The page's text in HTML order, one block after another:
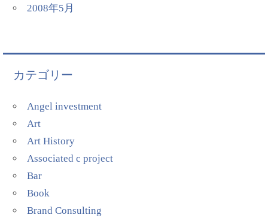
2008年5月
カテゴリー
Angel investment
Art
Art History
Associated c project
Bar
Book
Brand Consulting